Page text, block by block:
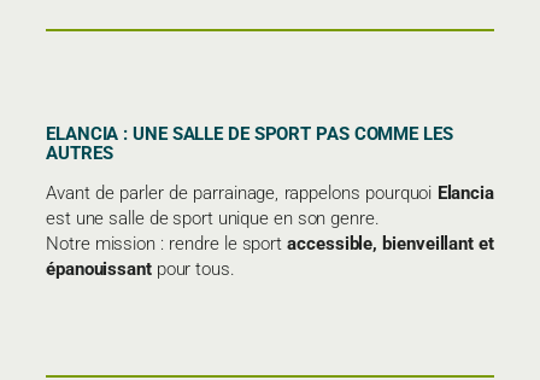
ELANCIA : UNE SALLE DE SPORT PAS COMME LES
AUTRES
Avant de parler de parrainage, rappelons pourquoi Elancia
est une salle de sport unique en son genre.
Notre mission : rendre le sportaccessible, bienveillant et
épanouissantpour tous.